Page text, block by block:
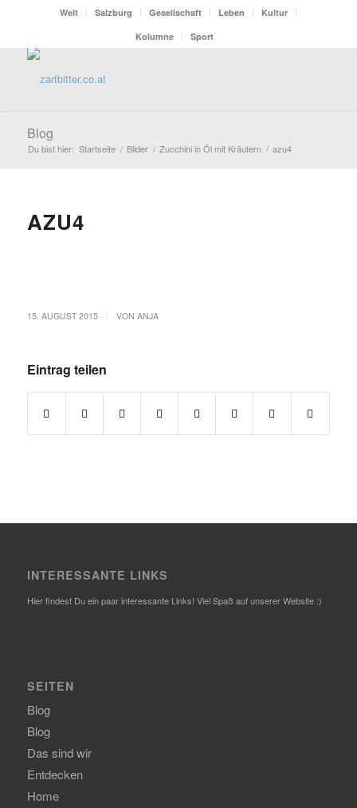
Welt Salzburg Gesellschaft Leben
Kultur
Kolumne
Sport
Blog
Du bist hier: Startseite / Bilder / Zucchini in Öl mit Kräutern / azu4
AZU4
15. AUGUST 2015 VON ANJA
Eintrag teilen
INTERESSANTE LINKS
Hier findest Du ein paar interessante Links! Viel Spaß auf unserer Website :)
SEITEN
Blog
Blog
Das sind wir
Entdecken
Home